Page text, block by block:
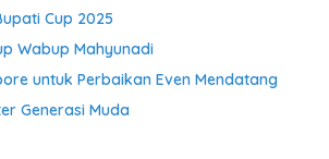
Cup 2025
Wabup Mahyunadi
untuk Perbaikan Even Mendatang
Generasi Muda